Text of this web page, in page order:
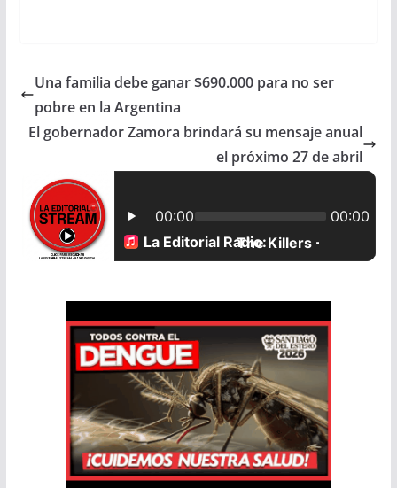
e
o
k
t
i
r
Una familia debe ganar $690.000 para no ser
pobre en la Argentina
El gobernador Zamora brindará su mensaje anual
el próximo 27 de abril